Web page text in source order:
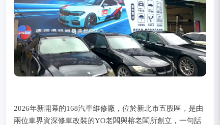
2026年新開幕的168汽車維修廠，位於新北市五股區，是由
兩位車界資深修車改裝的YO老闆與榕老闆所創立，一句話